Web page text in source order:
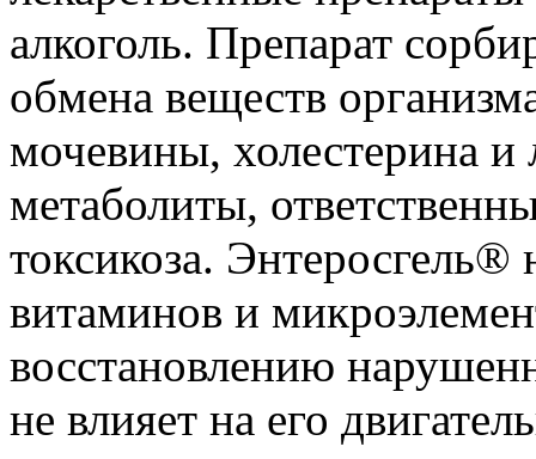
алкоголь. Препарат
обмена веществ
мочевины, холестерина
метаболиты,
токсикоза.
витаминов и
восстановлению
не влияет на его